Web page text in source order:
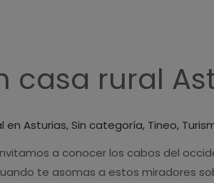
casa rural
en Asturias,Sin categoría, Tineo,
a conocer los cabos del
te asomas a estos miradores